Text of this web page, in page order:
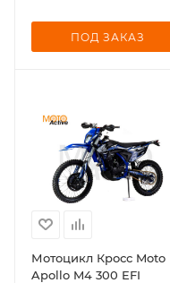
ПОД ЗАКАЗ
Мотоцикл Кросс Moto
Apollo M4 300 EFI